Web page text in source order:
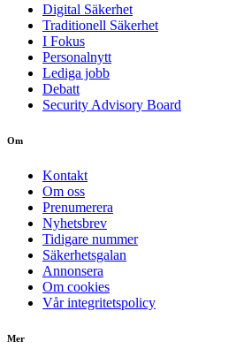
Digital Säkerhet
Traditionell Säkerhet
I Fokus
Personalnytt
Lediga jobb
Debatt
Security Advisory Board
Om
Kontakt
Om oss
Prenumerera
Nyhetsbrev
Tidigare nummer
Säkerhetsgalan
Annonsera
Om cookies
Vår integritetspolicy
Mer